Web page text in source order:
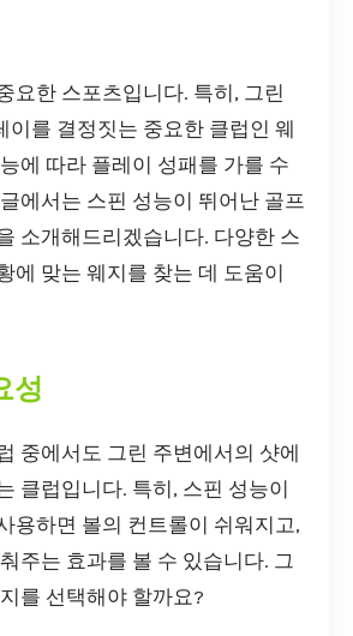
요한 스포츠입니다. 특히, 그린
이를 결정짓는 중요한 클럽인 웨
에 따라 플레이 성패를 가를 수
에서는 스핀 성능이 뛰어난 골프
소개해드리겠습니다. 다양한 스
에 맞는 웨지를 찾는 데 도움이
성
중에서도 그린 주변에서의 샷에
클럽입니다. 특히, 스핀 성능이
용하면 볼의 컨트롤이 쉬워지고,
주는 효과를 볼 수 있습니다. 그
를 선택해야 할까요?